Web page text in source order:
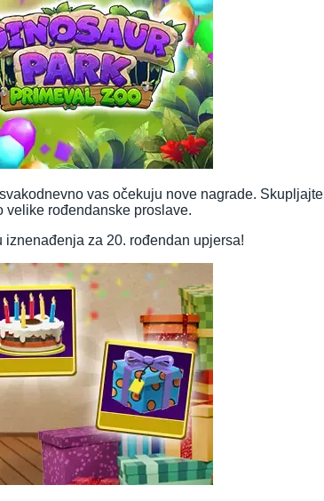
vas očekuju nove nagrade. Skupljajte
velike rođendanske proslave.
za 20. rođendan upjersa!